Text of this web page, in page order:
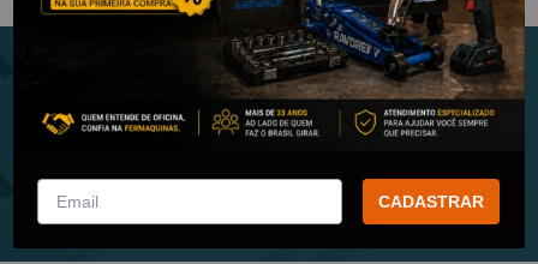
Cadastre-se e receba nossas novidades e promoções em seu e-
mail!
CADASTRAR